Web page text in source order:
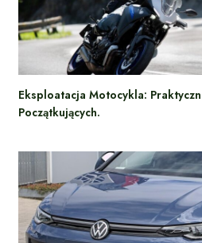
Eksploatacja Motocykla:
Początkujących.